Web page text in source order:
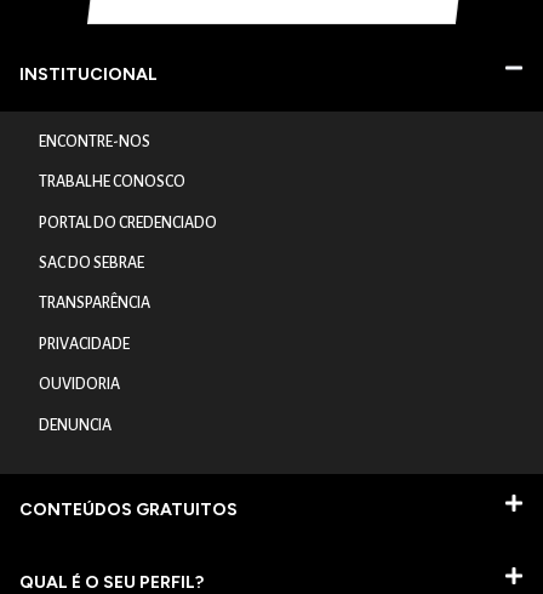
INSTITUCIONAL
ENCONTRE-NOS
TRABALHE CONOSCO
PORTAL DO CREDENCIADO
SAC DO SEBRAE
TRANSPARÊNCIA
PRIVACIDADE
OUVIDORIA
DENUNCIA
CONTEÚDOS GRATUITOS
QUAL É O SEU PERFIL?